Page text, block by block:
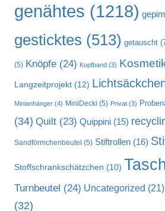
genähtes (1218)
gesticktes (513) getauscht
(5) Knöpfe (24) Kopfband (3)
Langzeitprojekt (12)
Minianhänger (4) MiniDecki (5) Privat (3)
(34) Quilt (23) Quippini (15)
Sandförmchenbeutel (5) Stiftrollen (16)
Stoffschrankschätzchen (10)
Turnbeutel (24) Uncategorized (21)
(32)